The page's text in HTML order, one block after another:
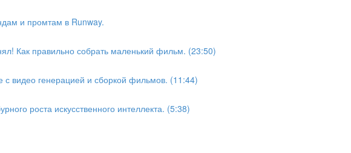
и промтам в Runway.
Как правильно собрать маленький фильм. (23:50)
видео генерацией и сборкой фильмов. (11:44)
роста искусственного интеллекта. (5:38)